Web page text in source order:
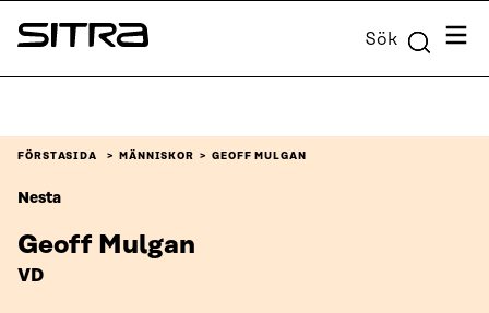
Skip to
content
Sitra Sök Meny
FÖRSTASIDA MÄNNISKOR GEOFF MULGAN
Nesta
Geoff Mulgan
VD